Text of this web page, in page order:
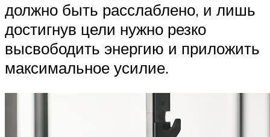
должно быть расслаблено, и лишь
достигнув цели нужно резко
высвободить энергию и приложить
максимальное усилие.